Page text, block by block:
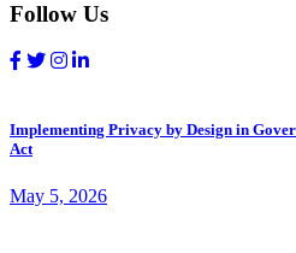
Follow Us
Implementing Privacy by Design in
Act
May 5, 2026